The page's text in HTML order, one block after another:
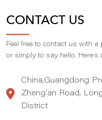
CONTACT US
Feel free to contact us with
or simply to say hello. Here,s
China,Guangdong
Zheng'an Road,
District